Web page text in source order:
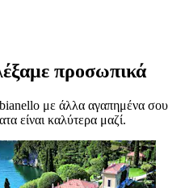
προσωπικά
με άλλα αγαπημένα σου
είναι καλύτερα μαζί.